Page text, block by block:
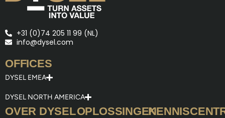
+31 (0)74 205 11 99 (NL)
info@dysel.com
OFFICES
DYSEL EMEA
DYSEL NORTH AMERICA
OVER DYSELOPLOSSINGEN